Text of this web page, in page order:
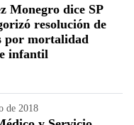
Monegro dice SP
resolución de
por mortalidad
infantil
de 2018